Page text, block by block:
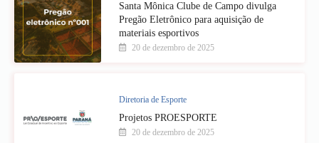
Santa Mônica Clube de Campo divulga
Pregão Eletrônico para aquisição de
materiais esportivos
20 de dezembro de 2025
Diretoria de Esporte
Projetos PROESPORTE
20 de dezembro de 2025